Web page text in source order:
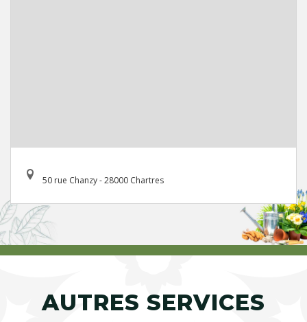
50 rue Chanzy - 28000 Chartres
AUTRES SERVICES